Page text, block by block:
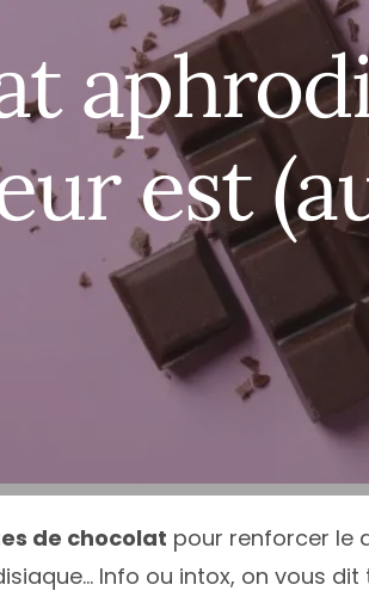
Val de Loire
de-France
Aquitaine
Alpes-Côte d’Azur
Aveyron
Bas-Rhin
Bouches
Côte-d’Or
Côte
Deux-
Tous
Centre-Val de Loire
Grand Est
Hauts-de-France
Île-de-France
Normandie
Nouvelle-Aquitaine
Occitanie
Pays de la Loire
Provence-Alpes-
est
de chocolat pour renforcer le
Info ou intox, on vous